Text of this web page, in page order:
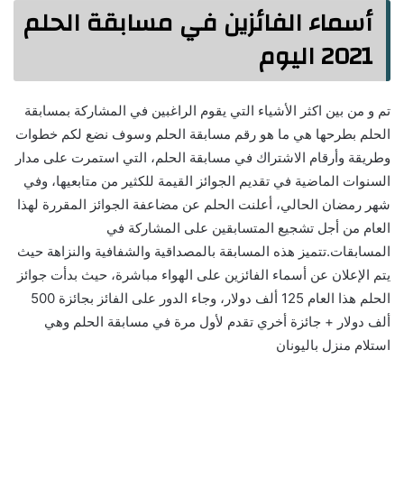
أسماء الفائزين في مسابقة الحلم
2021 اليوم
تم و من بين اكثر الأشياء التي يقوم الراغبين في المشاركة بمسابقة
الحلم بطرحها هي ما هو رقم مسابقة الحلم وسوف نضع لكم خطوات
وطريقة وأرقام الاشتراك في مسابقة الحلم، التي استمرت على مدار
السنوات الماضية في تقديم الجوائز القيمة للكثير من متابعيها، وفي
شهر رمضان الحالي، أعلنت الحلم عن مضاعفة الجوائز المقررة لهذا
العام من أجل تشجيع المتسابقين على المشاركة في
المسابقات.تتميز هذه المسابقة بالمصداقية والشفافية والنزاهة حيث
يتم الإعلان عن أسماء الفائزين على الهواء مباشرة، حيث بدأت جوائز
الحلم هذا العام 125 ألف دولار، وجاء الدور على الفائز بجائزة 500
ألف دولار + جائزة أخري تقدم لأول مرة في مسابقة الحلم وهي
استلام منزل باليونان